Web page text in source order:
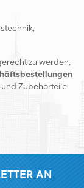
Im Jahr
internationale
Staaten,
mit
Kabel,
den
zu werden,
Zubehörteile
AN